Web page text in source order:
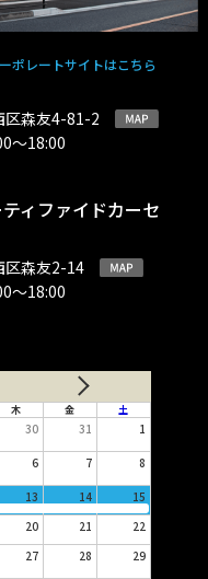
ポレートサイトはこちら
区森友4-81-2
〜18:00
ィファイドカーセ
区森友2-14
〜18:00
木 金 土
30 31 1
6 7 8
13 14 15
20 21 22
27 28 29